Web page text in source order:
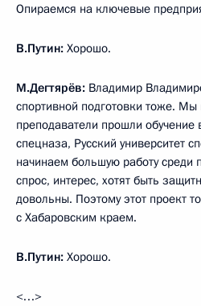
Опираемся на ключевые
В.Путин: Хорошо.
М.Дегтярёв: Владимир
спортивной подготовки тоже.
преподаватели прошли обучение
спецназа, Русский университет
начинаем большую работу среди
спрос, интерес, хотят быть
довольны. Поэтому этот проект
с Хабаровским краем.
В.Путин: Хорошо.
<…>